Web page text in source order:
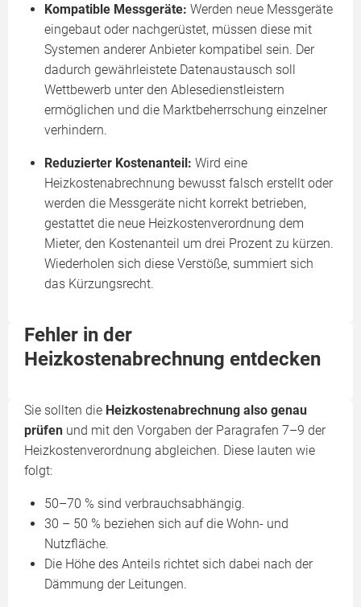
Kompatible Messgeräte: Werden neue Messgeräte
eingebaut oder nachgerüstet, müssen diese mit
Systemen anderer Anbieter kompatibel sein. Der
dadurch gewährleistete Datenaustausch soll
Wettbewerb unter den Ablesedienstleistern
ermöglichen und die Marktbeherrschung einzelner
verhindern.
Reduzierter Kostenanteil: Wird eine
Heizkostenabrechnung bewusst falsch erstellt oder
werden die Messgeräte nicht korrekt betrieben,
gestattet die neue Heizkostenverordnung dem
Mieter, den Kostenanteil um drei Prozent zu kürzen.
Wiederholen sich diese Verstöße, summiert sich
das Kürzungsrecht.
Fehler in der
Heizkostenabrechnung entdecken
Sie sollten die Heizkostenabrechnung also genau
prüfen und mit den Vorgaben der Paragrafen 7–9 der
Heizkostenverordnung abgleichen. Diese lauten wie
folgt:
50–70 % sind verbrauchsabhängig.
30 – 50 % beziehen sich auf die Wohn- und
Nutzfläche.
Die Höhe des Anteils richtet sich dabei nach der
Dämmung der Leitungen.